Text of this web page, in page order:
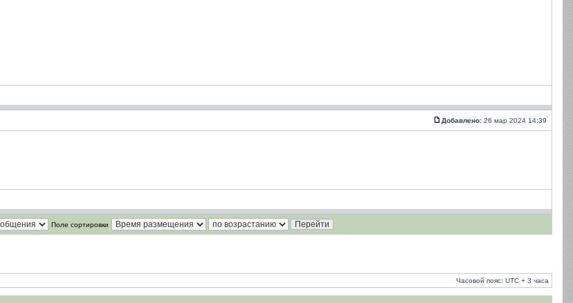
Добавлено: 26 мар 2024 14:39
Поле сортировки
Часовой пояс: UTC + 3 часа